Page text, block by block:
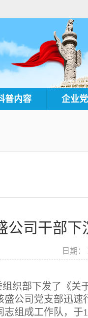
普内容 企业
公司干部下
日期：
组织部下发了《
公司党支部迅
组成工作队，